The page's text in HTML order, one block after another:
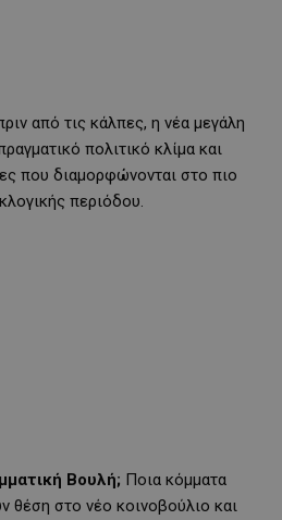
από τις κάλπες, η νέα μεγάλη
πολιτικό κλίμα και
που διαμορφώνονται στο πιο
περιόδου.
Βουλή; Ποια κόμματα
θέση στο νέο κοινοβούλιο και